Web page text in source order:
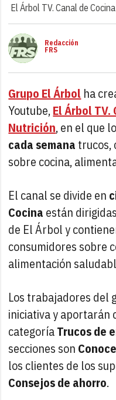
El Árbol TV. Canal de
Redacción
FRS
Grupo El Árbol ha
Youtube,El Árbol TV.
Nutrición, en el que
cada semana trucos,
sobre cocina,
El canal se divide en
Cocina están
de El Árbol y
consumidores sobre
alimentación
Los trabajadores del
iniciativa y aportarán
categoríaTrucos de
secciones son
los clientes de los
Consejos de ahorro.